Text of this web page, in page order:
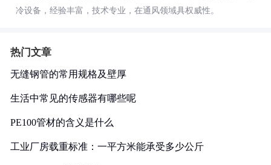
冷设备，经验丰富，技术专业，在通风领域具权威性。
热门文章
无缝钢管的常用规格及壁厚
生活中常见的传感器有哪些呢
PE100管材的含义是什么
工业厂房载重标准：一平方米能承受多少公斤